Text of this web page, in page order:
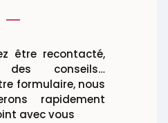
être recontacté,
conseils…
formulaire, nous
rapidement
avec vous